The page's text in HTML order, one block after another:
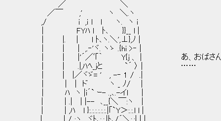
／ ＼
／￣ ,' ヽ ＼.ヽ
,/ i ,ｉ l l ヽ. ヽ i
| FYﾊ l ﾄ､ }}__ l |
| |. | l ﾄ､ヽ.＼',⊥},ﾉ |
| | | ,.‐'ヾ. ヽゝ .{hi >‐ |
| | |'´／ﾞ｢｀ Y{j 、 | あ、おばさん
| | .|,ﾊﾍ_jと `´ 〉 | ……
| | |／ヾゞ= ' , -‐ 1 / .|
| | | ド ヽ _ ﾉ/ |
| ﾊ ヽ |i´` ｰ- .,､.-イl |
| | .| | |-- ､__{＼￣:ヽ |
| | ,ﾊ l }:.:.:.:.:.:.|｢`Y＞:.:.l l |